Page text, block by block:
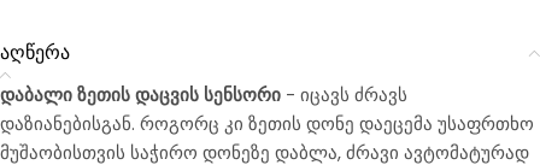
აღწერა
დაბალი ზეთის დაცვის სენსორი - იცავს ძრავს
დაზიანებისგან. როგორც კი ზეთის დონე დაეცემა უსაფრთხო
მუშაობისთვის საჭირო დონეზე დაბლა, ძრავი ავტომატურად